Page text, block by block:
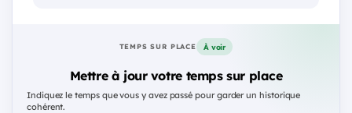
TEMPS SUR PLACE À voir
Mettre à jour votre temps sur place
Indiquez le temps que vous y avez passé pour garder un historique
cohérent.